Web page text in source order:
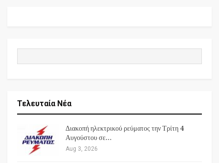
Τελευταία Νέα
Διακοπή ηλεκτρικού ρεύματος την Τρίτη 4
Αυγούστου σε…
Aug 3, 2026